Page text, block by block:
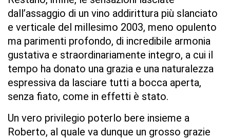
dall’assaggio di un vino addirittura più slanciato
e verticale del millesimo 2003, meno opulento
ma parimenti profondo, di incredibile armonia
gustativa e straordinariamente integro, a cui il
tempo ha donato una grazia e una naturalezza
espressiva da lasciare tutti a bocca aperta,
senza fiato, come in effetti è stato.
Un vero privilegio poterlo bere insieme a
Roberto, al quale va dunque un grosso grazie